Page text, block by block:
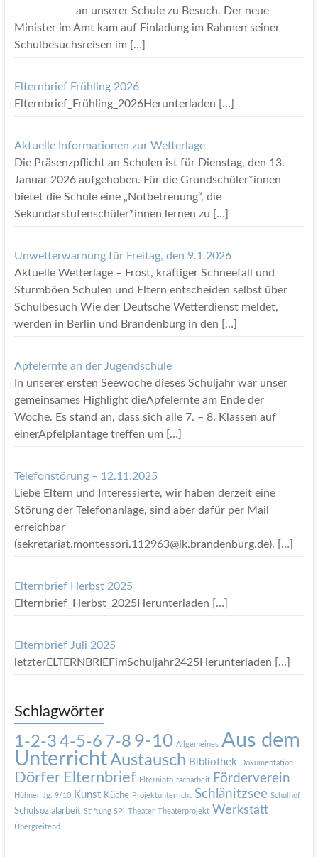
an unserer Schule zu Besuch. Der neue
Minister im Amt kam auf Einladung im Rahmen seiner
Schulbesuchsreisen im
[…]
Elternbrief Frühling 2026
Elternbrief_Frühling_2026Herunterladen […]
Aktuelle Informationen zur Wetterlage
Die Präsenzpflicht an Schulen ist für Dienstag, den 13.
Januar 2026 aufgehoben. Für die Grundschüler*innen
bietet die Schule eine „Notbetreuung“, die
Sekundarstufenschüler*innen lernen zu
[…]
Unwetterwarnung für Freitag, den 9.1.2026
Aktuelle Wetterlage – Frost, kräftiger Schneefall und
Sturmböen Schulen und Eltern entscheiden selbst über
Schulbesuch Wie der Deutsche Wetterdienst meldet,
werden in Berlin und Brandenburg in den
[…]
Apfelernte an der Jugendschule
In unserer ersten Seewoche dieses Schuljahr war unser
gemeinsames Highlight dieApfelernte am Ende der
Woche. Es stand an, dass sich alle 7. – 8. Klassen auf
einerApfelplantage treffen um
[…]
Telefonstörung – 12.11.2025
Liebe Eltern und Interessierte, wir haben derzeit eine
Störung der Telefonanlage, sind aber dafür per Mail
erreichbar
(sekretariat.montessori.112963@lk.brandenburg.de). […]
Elternbrief Herbst 2025
Elternbrief_Herbst_2025Herunterladen […]
Elternbrief Juli 2025
letzterELTERNBRIEFimSchuljahr2425Herunterladen […]
Schlagwörter
1-2-3 4-5-6 7-8 9-10 Allgemeines Aus dem
UnterrichtAustausch Bibliothek Dokumentation
Dörfer Elternbrief Elterninfo facharbeit Förderverein
Hühner Jg. 9/10 Kunst Küche Projektunterricht Schlänitzsee Schulhof
Schulsozialarbeit Stiftung SPi Theater Theaterprojekt Werkstatt
Übergreifend